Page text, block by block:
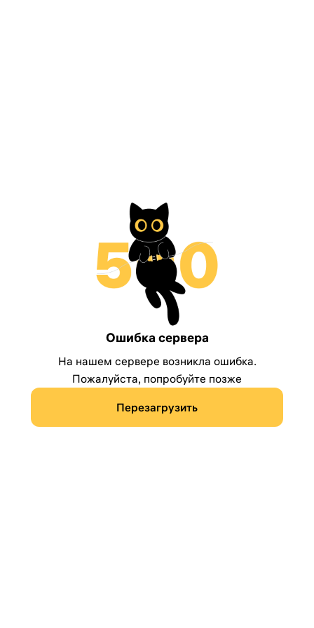
Ошибка сервера
На нашем сервере возникла ошибка.
Пожалуйста, попробуйте позже
Перезагрузить